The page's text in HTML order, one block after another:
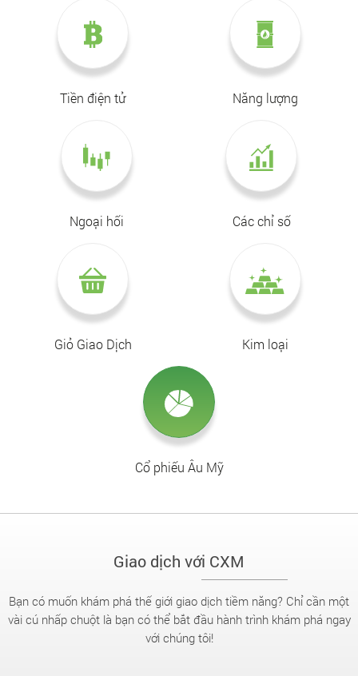
Tiền điện tử Năng lượng
Ngoại hối Các chỉ số
Giỏ Giao Dịch Kim loại
Cổ phiếu Âu Mỹ
Giao dịch với CXM
Bạn có muốn khám phá thế giới giao dịch tiềm năng? Chỉ cần một
vài cú nhấp chuột là bạn có thể bắt đầu hành trình khám phá ngay
với chúng tôi!